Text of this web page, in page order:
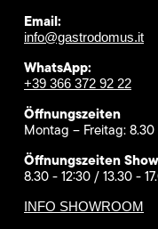
Email:
info@gastrodomus.it
WhatsApp:
+39 366 372 92 22
Öffnungszeiten
Montag – Freitag: 8.30
Öffnungszeiten
8.30 - 12:30 / 13.30 -
INFO SHOWROOM